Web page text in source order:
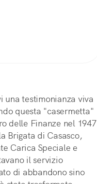
una testimonianza viva
questa "casermetta"
delle Finanze nel 1947
Brigata di Casasco,
Carica Speciale e
il servizio
di abbandono sino